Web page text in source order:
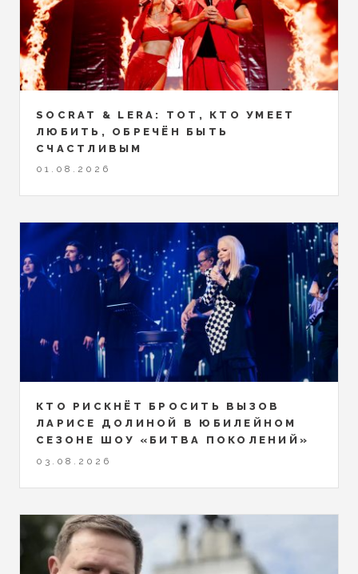
SOCRAT & LERA: ТОТ, КТО УМЕЕТ
ЛЮБИТЬ, ОБРЕЧЁН БЫТЬ
СЧАСТЛИВЫМ
01.08.2026
КТО РИСКНЁТ БРОСИТЬ ВЫЗОВ
ЛАРИСЕ ДОЛИНОЙ В ЮБИЛЕЙНОМ
СЕЗОНЕ ШОУ «БИТВА ПОКОЛЕНИЙ»
03.08.2026